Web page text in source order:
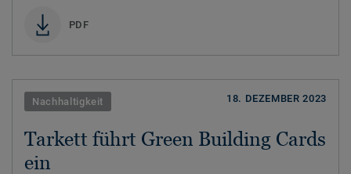
PDF
Nachhaltigkeit 18. DEZEMBER 2023
Tarkett führt Green Building Cards
ein